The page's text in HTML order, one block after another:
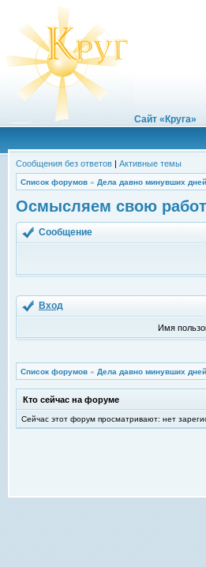
Сайт «Круга»
Сообщения без ответов | Активные темы
Список форумов » Дела давно минувших
Осмысляем свою
Сообщение
Вход
Имя
Список форумов » Дела давно минувших
Кто сейчас на форуме
Сейчас этот форум просматривают: нет